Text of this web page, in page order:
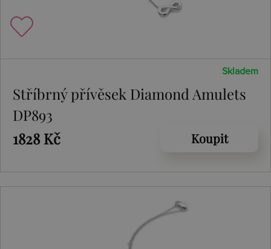
Skladem
Stříbrný přívěsek Diamond Amulets
DP893
1828 Kč
Koupit